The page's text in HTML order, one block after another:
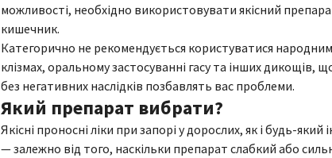
можливості, необхідно використовувати якісний
кишечник.
Категорично не рекомендується користуватися
клізмах, оральному застосуванні гасу та інших дикощів,
без негативних наслідків позбавлять вас проблеми.
Який препарат вибрати?
Якісні проносні ліки при запорі у дорослих, як і будь-
— залежно від того, наскільки препарат слабкий або